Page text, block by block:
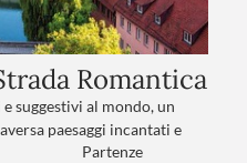
Romantica
suggestivi al mondo, un
paesaggi incantati e
pittoresche lungo il
Partenze